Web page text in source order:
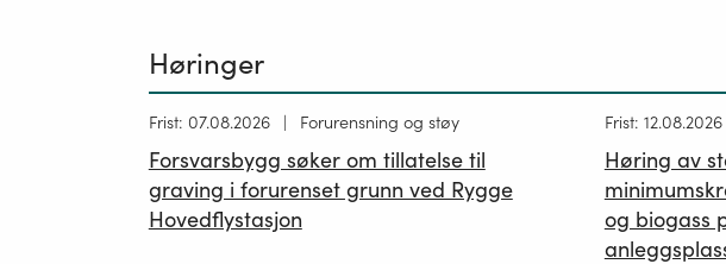
Høringer
Høring
26.06.2026
Frist: 07.08.2026 Forurensning og støy
Forsvarsbygg søker om tillatelse til
graving i forurenset grunn ved Rygge
Hovedflystasjon
Høring
12.05.2026
Frist: 12.08.2026
Høring av
og biogass